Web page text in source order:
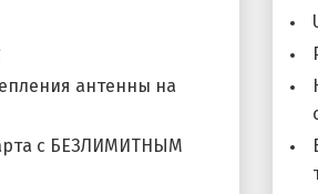
антенны на
с БЕЗЛИМИТНЫМ